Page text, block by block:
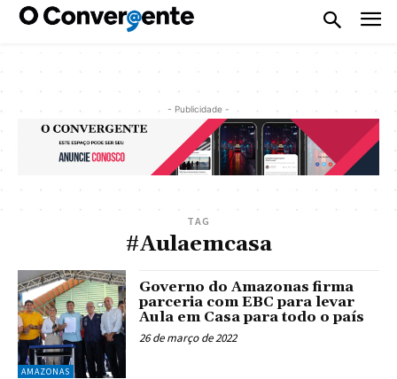
- Publicidade -
TAG
#Aulaemcasa
AMAZONAS
Governo do Amazonas firma
parceria com EBC para levar
Aula em Casa para todo o país
26 de março de 2022